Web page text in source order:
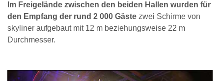
Im Freigelände zwischen den beiden Hallen wurden für
den Empfang der rund 2 000 Gäste zwei Schirme von
skyliner aufgebaut mit 12 m beziehungsweise 22 m
Durchmesser.